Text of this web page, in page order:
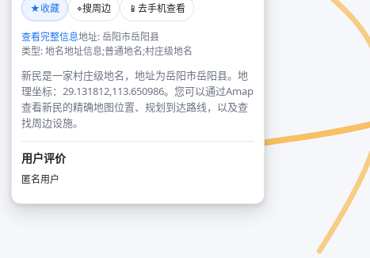
★收藏 ⌖搜周边 📱 去手机查看
查看完整信息地址: 岳阳市岳阳县
类型: 地名地址信息;普通地名;村庄级地名
新民是一家村庄级地名，地址为岳阳市岳阳县。地
理坐标：29.131812,113.650986。您可以通过Amap
查看新民的精确地图位置、规划到达路线，以及查
找周边设施。
用户评价
匿名用户